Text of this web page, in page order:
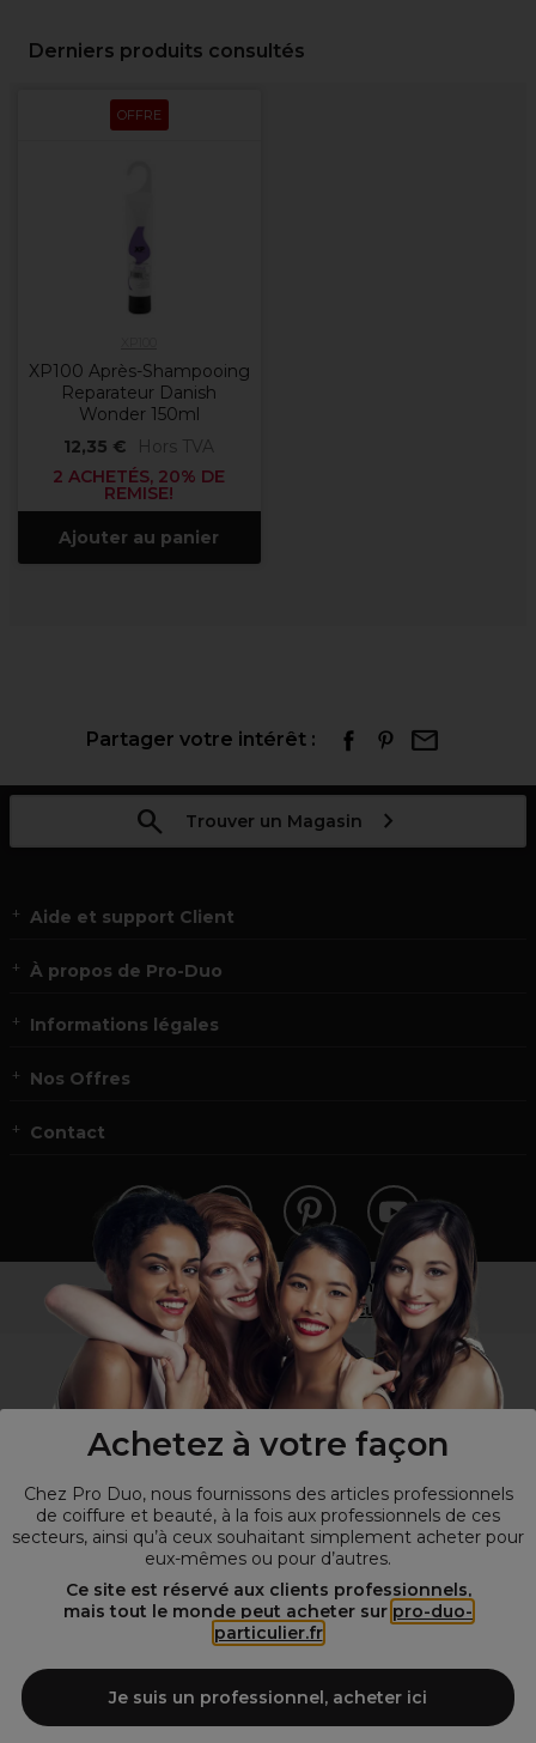
Achetez à votre façon
Chez Pro Duo, nous fournissons des articles professionnels
de coiffure et beauté, à la fois aux professionnels de ces
secteurs, ainsi qu’à ceux souhaitant simplement acheter pour
eux-mêmes ou pour d’autres.
Ce site est réservé aux clients professionnels,
mais tout le monde peut acheter sur pro-duo-
particulier.fr
Je suis un professionnel, acheter ici
Derniers produits consultés
OFFRE
XP100 Après-Shampooing
Reparateur Danish
Wonder 150ml
12,35 €
Hors TVA
2 ACHETÉS, 20% DE
REMISE!
Ajouter au panier
Partager votre intérêt :
Trouver un Magasin
Aide et support Client
À propos de Pro-Duo
Informations légales
Nos Offres
Contact
Vous n’êtes pas un professionnel ?
Visitez notre site pour les particuliers!
Spécialiste de la coiffure et de la beauté, nous vous proposons une
large sélection de produits professionnels pour la coiffure et
Duo le fournisseur incontournable des salons de coiffure et instituts
de beauté! Notre gamme de produits s’adresse également à tous ceux
qui sont à la recherche de produits et d'accessoires de coiffure et de